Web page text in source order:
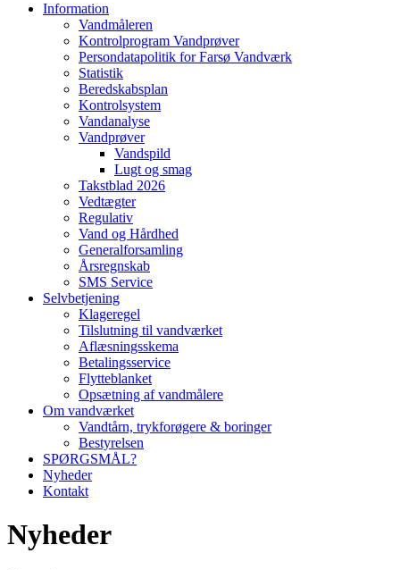
Information
Vandmåleren
Kontrolprogram Vandprøver
Persondatapolitik for Farsø Vandværk
Statistik
Beredskabsplan
Kontrolsystem
Vandanalyse
Vandprøver
Vandspild
Lugt og smag
Takstblad 2026
Vedtægter
Regulativ
Vand og Hårdhed
Generalforsamling
Årsregnskab
SMS Service
Selvbetjening
Klageregel
Tilslutning til vandværket
Aflæsningsskema
Betalingsservice
Flytteblanket
Opsætning af vandmålere
Om vandværket
Vandtårn, trykforøgere & boringer
Bestyrelsen
SPØRGSMÅL?
Nyheder
Kontakt
Nyheder